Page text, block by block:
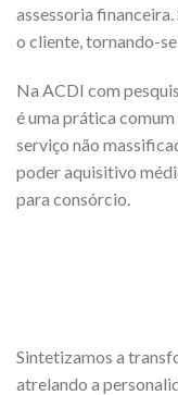
assessoria
o cliente, tornando-se
Na ACDI com
é uma prática comum
serviço não
poder aquisitivo
para consórcio.
Sintetizamos a
atrelando a